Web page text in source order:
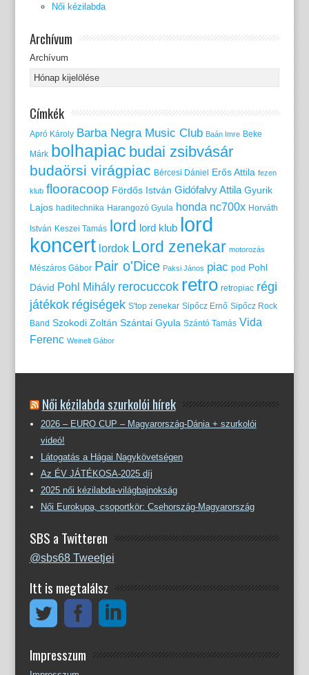
Női kézilabda
Archívum
Archívum
Címkék
Apró Károly Barba Negra Music Club Baán Imre Beke
Márk bolhapiac budai zsibvásár
budaörsi virágpiac Bércesi Dániel Erős Attila fezen
klub flooracoop Fördős István Gidófalvy Attila Gyurik
Lajos haditechnika Harangozó Gyula honda nc700x Horváth
István Keszei Tamás lord lord klub lord
koncert lordok Lord zenekar motorozás
Mészáros Gábor Pair o'Dice Paksi János piac pod Pohl
Dávid Pohl Mihály rerocuccok retro retropiac régi
játékok régiségek S'top zenekar Sipőcz Ernő Sipőcz Rock
Band Szokodi Zoltán Szántai Gyula Szántó Tamás Vida
Ferenc Weinelt Gábor
Női kézilabda szurkolói hírek
2026 – EURO CUP – Magyarország-Dánia + szurkolói
videó!
Látogatás a Hágai Nagykövetségen
Az ÉV JÁTÉKOSA-2025 díj
2025 női kézilabda-világbajnokság
Női Eurokupa, csoportkör: Csehország-Magyarország
SBS a Twitteren
@sbs68 Tweetjei
Itt is megtalálsz
Impresszum